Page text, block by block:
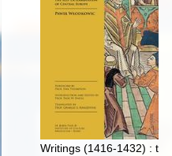
Writings (1416-1432) :